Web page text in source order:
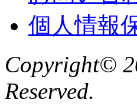
個人情報
Copyright©
Reserved.